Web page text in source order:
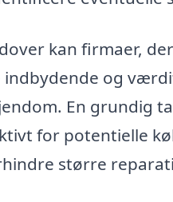
kan firmaer,
indbydende og
En grundig
for potentielle
større